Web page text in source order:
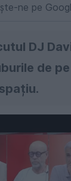
ne pe
DJ
de